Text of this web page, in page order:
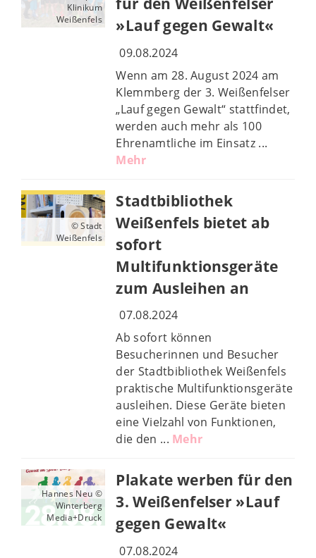
Klinikum
Weißenfels
»Lauf gegen Gewalt«
09.08.2024
Wenn am 28. August 2024 am
Klemmberg der 3. Weißenfelser
„Lauf gegen Gewalt“ stattfindet,
werden auch mehr als 100
Ehrenamtliche im Einsatz ...
Mehr
© Stadt
Weißenfels
Stadtbibliothek
Weißenfels bietet ab
sofort
Multifunktionsgeräte
zum Ausleihen an
07.08.2024
Ab sofort können
Besucherinnen und Besucher
der Stadtbibliothek Weißenfels
praktische Multifunktionsgeräte
ausleihen. Diese Geräte bieten
eine Vielzahl von Funktionen,
die den ... Mehr
Hannes Neu ©
Winterberg
Media+Druck
Plakate werben für den
3. Weißenfelser »Lauf
gegen Gewalt«
07.08.2024